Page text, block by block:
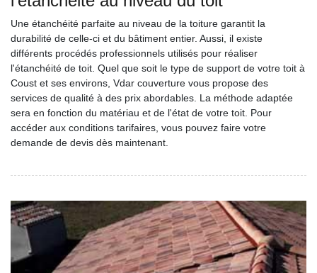
Une étanchéité parfaite au niveau de la toiture garantit la
durabilité de celle-ci et du bâtiment entier. Aussi, il existe
différents procédés professionnels utilisés pour réaliser
l'étanchéité de toit. Quel que soit le type de support de votre toit à
Coust et ses environs, Vdar couverture vous propose des
services de qualité à des prix abordables. La méthode adaptée
sera en fonction du matériau et de l'état de votre toit. Pour
accéder aux conditions tarifaires, vous pouvez faire votre
demande de devis dès maintenant.